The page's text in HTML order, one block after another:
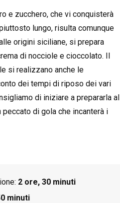
e zucchero, che vi conquisterà
lungo, risulta comunque
origini siciliane, si prepara
di nocciole e cioccolato. Il
si realizzano anche le
dei tempi di riposo dei vari
di iniziare a prepararla al
peccato di gola che incanterà i
2 ore, 30 minuti
minuti